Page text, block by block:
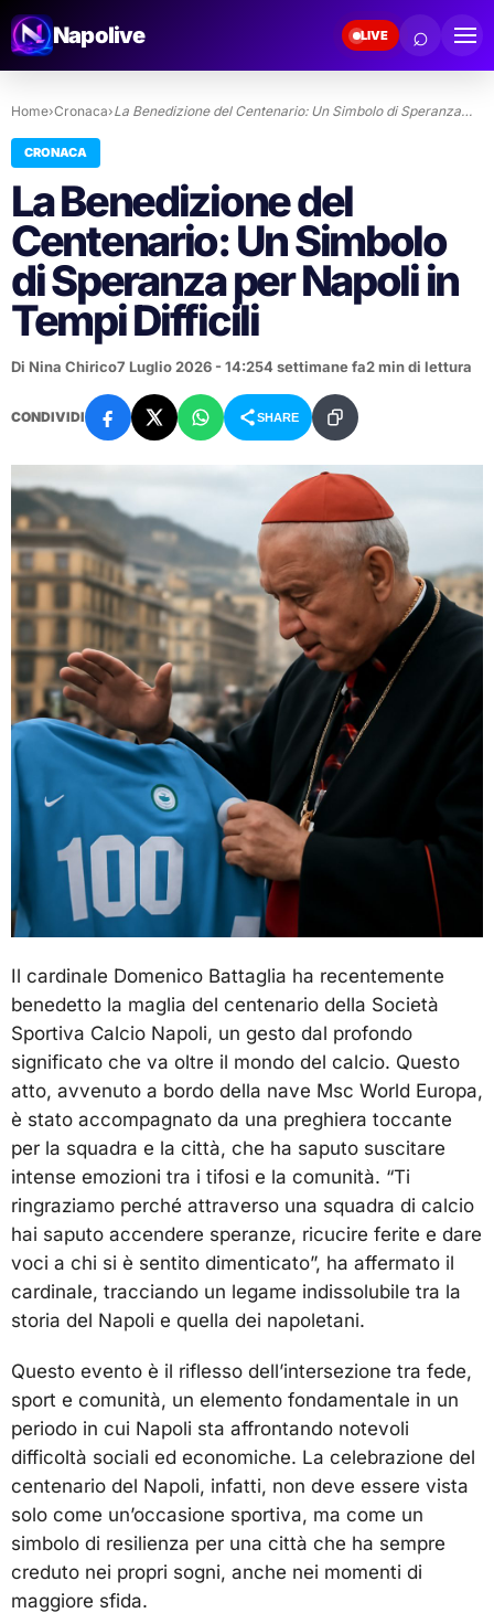
Napolive LIVE ⌕
Home›Cronaca›La Benedizione del Centenario: Un Simbolo di Speranza…
CRONACA
La Benedizione del
Centenario: Un Simbolo
di Speranza per Napoli in
Tempi Difficili
Di Nina Chirico7 Luglio 2026 - 14:254 settimane fa2 min di lettura
CONDIVIDI SHARE
Il cardinale Domenico Battaglia ha recentemente
benedetto la maglia del centenario della Società
Sportiva Calcio Napoli, un gesto dal profondo
significato che va oltre il mondo del calcio. Questo
atto, avvenuto a bordo della nave Msc World Europa,
è stato accompagnato da una preghiera toccante
per la squadra e la città, che ha saputo suscitare
intense emozioni tra i tifosi e la comunità. “Ti
ringraziamo perché attraverso una squadra di calcio
hai saputo accendere speranze, ricucire ferite e dare
voci a chi si è sentito dimenticato”, ha affermato il
cardinale, tracciando un legame indissolubile tra la
storia del Napoli e quella dei napoletani.
Questo evento è il riflesso dell’intersezione tra fede,
sport e comunità, un elemento fondamentale in un
periodo in cui Napoli sta affrontando notevoli
difficoltà sociali ed economiche. La celebrazione del
centenario del Napoli, infatti, non deve essere vista
solo come un’occasione sportiva, ma come un
simbolo di resilienza per una città che ha sempre
creduto nei propri sogni, anche nei momenti di
maggiore sfida.